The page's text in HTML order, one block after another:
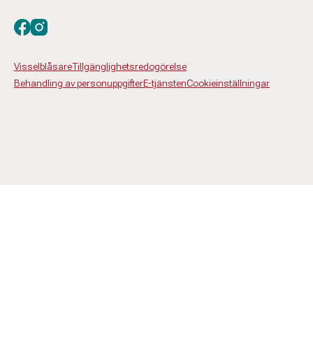
VisselblåsareTillgänglighetsredogörelse
Behandling av personuppgifterE-tjänstenCookieinställningar
Besök oss på facebook
Besök oss på instagram